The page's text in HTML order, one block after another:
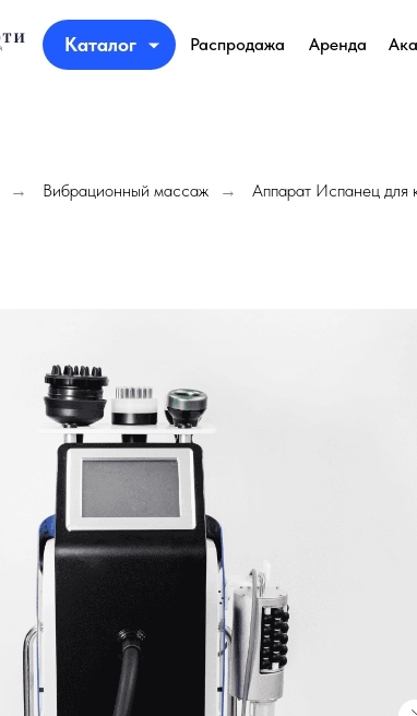
Каталог Распродажа Аренда
→ Вибрационный массаж → Аппарат Испанец для